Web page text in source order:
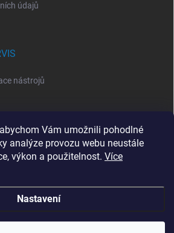
Vám umožnili pohodlné
analýze provozu webu neustále
výkon a použitelnost. Více
Nastavení
údajů
nástrojů
ČESKO. Všechna práva vyhrazena.Upravit